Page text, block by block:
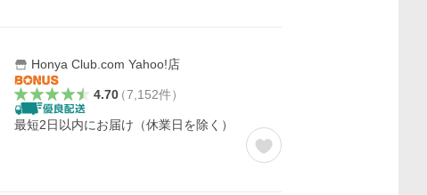
Honya Club.com Yahoo!店
4.70（7,152件）
最短2日以内にお届け（休業日を除く）